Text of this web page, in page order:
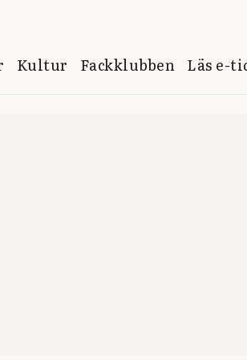
Kultur Fackklubben Läs e-